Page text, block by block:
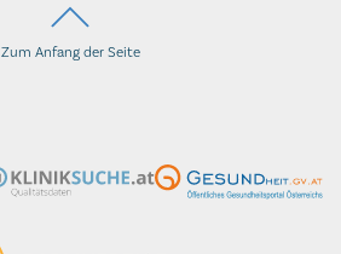
Zum Anfang der Seite